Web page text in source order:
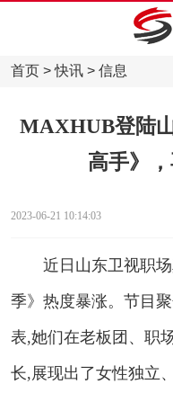
首页>快讯> 信息
MAXHUB登陆
高手》
2023-06-21 10:14:03
近日山东卫视职场
季》热度暴涨。节目
表,她们在老板团、职
长,展现出了女性独立